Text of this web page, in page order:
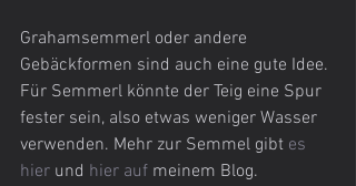
Grahamsemmerl oder andere
Gebäckformen sind auch eine gute Idee.
Für Semmerl könnte der Teig eine Spur
fester sein, also etwas weniger Wasser
verwenden. Mehr zur Semmel gibt es
hier und hier auf meinem Blog.